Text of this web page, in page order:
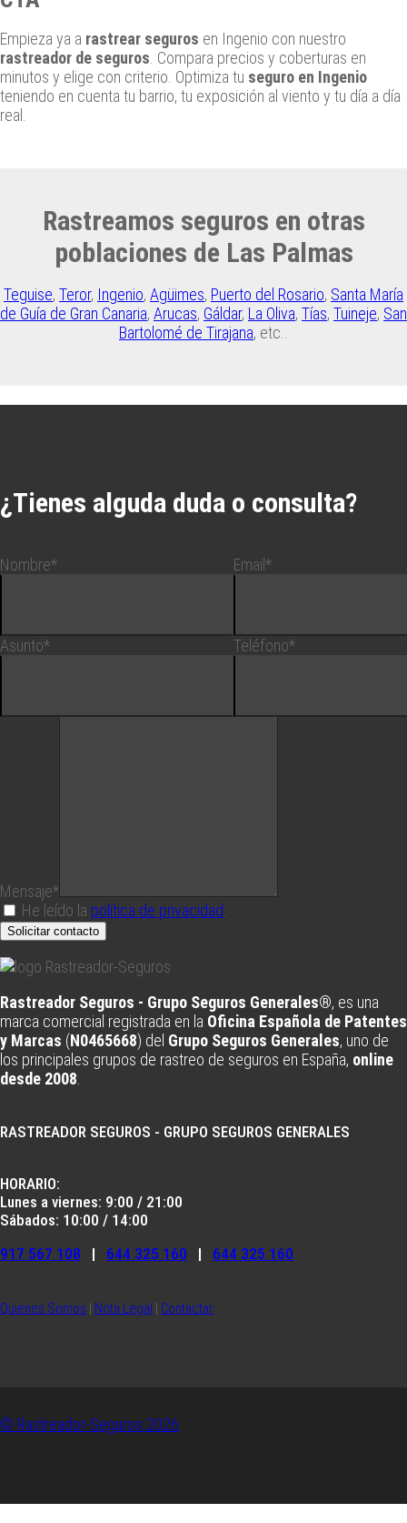
Empieza ya a rastrear seguros en Ingenio con nuestro
rastreador de seguros . Compara precios y coberturas en
minutos y elige con criterio. Optimiza tu seguro en Ingenio
teniendo en cuenta tu barrio, tu exposición al viento y tu día a día
real.
Rastreamos seguros en otras
poblaciones de Las Palmas
Teguise, Teror, Ingenio, Agüimes, Puerto del Rosario, Santa María
de Guía de Gran Canaria, Arucas, Gáldar, La Oliva, Tías, Tuineje, San
Bartolomé de Tirajana, etc..
¿Tienes alguda duda o consulta?
Nombre*
Asunto*
Email*
Teléfono*
Mensaje*
He leído la política de privacidad
Solicitar contacto
Rastreador Seguros - Grupo Seguros Generales®, es una
marca comercial registrada en la Oficina Española de Patentes
y Marcas (N0465668) del Grupo Seguros Generales, uno de
los principales grupos de rastreo de seguros en España, online
desde 2008
RASTREADOR SEGUROS - GRUPO SEGUROS GENERALES
HORARIO:
Lunes a viernes: 9:00 / 21:00
Sábados: 10:00 / 14:00
917 567 108 | 644 325 160 | 644 325 160
Quienes Somos | Nota Legal | Contactar
© Rastreador-Seguros 2026